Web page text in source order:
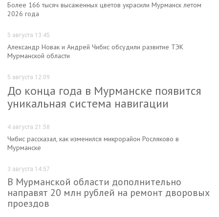
Более 166 тысяч высаженных цветов украсили Мурманск летом
2026 года
5 августа 13:45
Александр Новак и Андрей Чибис обсудили развитие ТЭК
Мурманской области
5 августа 12:09
До конца года в Мурманске появится
уникальная система навигации
4 августа 21:58
Чибис рассказал, как изменился микрорайон Росляково в
Мурманске
3 августа 14:57
В Мурманской области дополнительно
направят 20 млн рублей на ремонт дворовых
проездов